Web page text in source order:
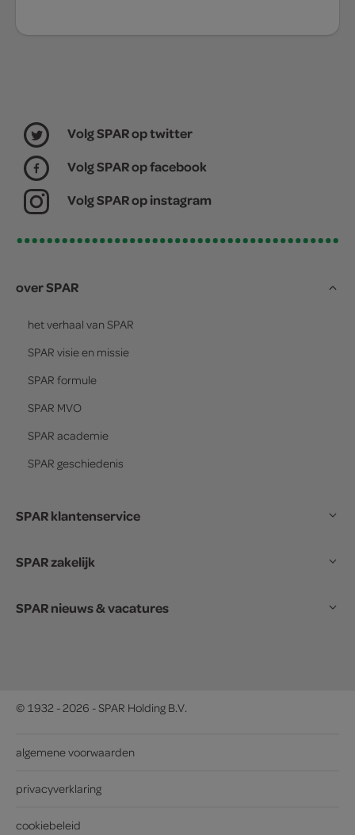
Volg SPAR op twitter
Volg SPAR op facebook
Volg SPAR op instagram
over SPAR
het verhaal van SPAR
SPAR visie en missie
SPAR formule
SPAR MVO
SPAR academie
SPAR geschiedenis
SPAR klantenservice
SPAR zakelijk
SPAR nieuws & vacatures
© 1932 - 2026 - SPAR Holding B.V.
algemene voorwaarden
privacyverklaring
cookiebeleid